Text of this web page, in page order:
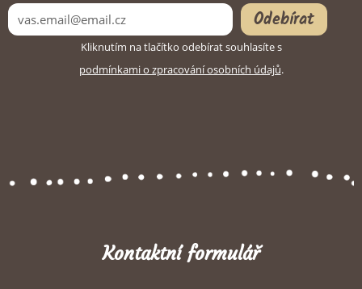
Odebírat
Kliknutím na tlačítko odebírat souhlasíte s
podmínkami o zpracování osobních údajů.
Kontaktní formulář